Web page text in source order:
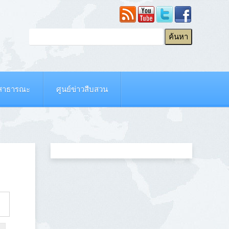
าธารณะ ศูนย์ข่าวสืบสวน